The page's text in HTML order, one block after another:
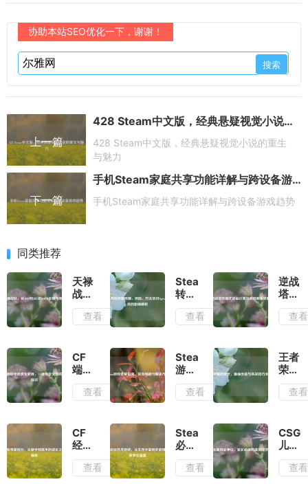
协助本站SEO优化一下，谢谢！
上一篇
428 Steam中文版，经典悬疑视觉小说的重生与魅力
428 Steam中文版，经典悬疑视觉小说的重生
与魅力
下一篇
手机Steam家庭共享功能详解与跨设备游戏趋势
手机Steam家庭共享功能详解与跨设备游戏趋势
同类推荐
天禄
战
队，
2022
的
CSGO
征程
查看
Steam
转区
阿塞
险、
方法
及对
Apex
影响
解析
查看
逆战
塔防
模式
收益
效刷
金攻
略
查看
CF
端游
称号
修改
一键
自定
义你
的独
查看
Steam
游戏
修复
问题
与解
决方
查看
王者
荣耀
武则
天，
与实
战技
巧全
解析
查看
CF
经验
等级
查看
Steam
必玩
恐龙
查看
CSGO
儿童
饰品
查看